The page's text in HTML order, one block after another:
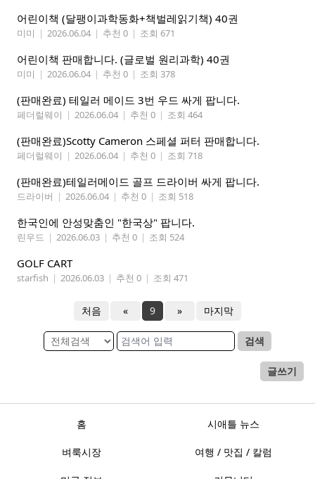
어린이책 (달팽이과학동화+책벌레읽기책) 40권
미미 | 2026.06.04 | 추천 0 | 조회 671
어린이책 판매합니다. (글로벌 원리과학) 40권
미미 | 2026.06.04 | 추천 0 | 조회 378
(판매완료) 테일러 메이드 3번 우드 싸게 팝니다.
페더럴웨이 | 2026.06.04 | 추천 0 | 조회 464
(판매완료)Scotty Cameron 스페셜 퍼터 판매합니다.
페더럴웨이 | 2026.06.04 | 추천 0 | 조회 718
(판매완료)테일러메이드 골프 드라이버 싸게 팝니다.
드라이버 | 2026.06.04 | 추천 0 | 조회 518
한국인에 안성맞춤인 "한국상" 팝니다.
린우드 | 2026.06.03 | 추천 0 | 조회 524
GOLF CART
starfish | 2026.06.03 | 추천 0 | 조회 471
처음 « 9 » 마지막
검색
글쓰기
홈 시애틀 뉴스
벼룩시장 여행 / 맛집 / 칼럼